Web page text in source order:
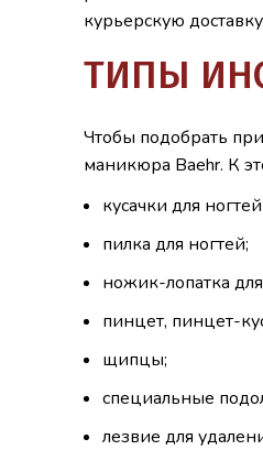
курьерскую
ТИПЫ
Чтобы подобрать
маникюра Baehr. К
кусачки для
пилка для ногтей;
ножик-лопатка
пинцет, пинцет-
щипцы;
специальные
лезвие для